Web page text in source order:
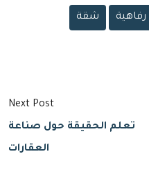
رفاهية شقة
Next Post
تعلم الحقيقة حول صناعة
العقارات